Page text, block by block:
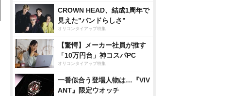
CROWN HEAD、結成1周年で
見えた”バンドらしさ”
オリコンタイアップ特集
【驚愕】メーカー社員が推す
「10万円台」神コスパPC
オリコンタイアップ特集
一番似合う登場人物は…『VIV
ANT』限定ウオッチ